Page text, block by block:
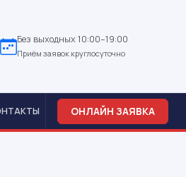
Без выходных 10:00–19:00
Приём заявок круглосуточно
ОНЛАЙН ЗАЯВКА